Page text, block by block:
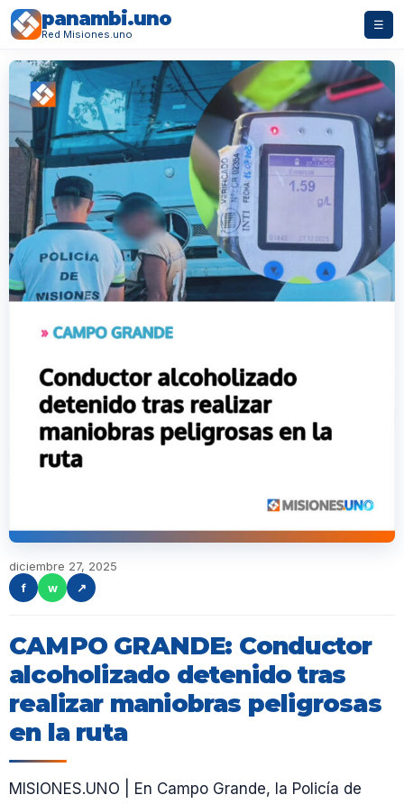
panambi.uno
Red Misiones.uno
☰
diciembre 27, 2025
f
w ↗
CAMPO GRANDE: Conductor
alcoholizado detenido tras
realizar maniobras peligrosas
en la ruta
MISIONES.UNO | En Campo Grande, la Policía de